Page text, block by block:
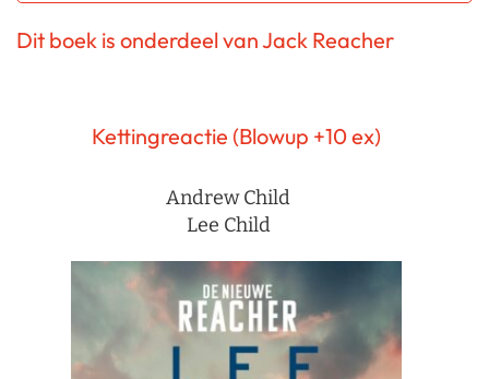
Dit boek is onderdeel van Jack Reacher
Kettingreactie (Blowup +10 ex)
Andrew Child
Lee Child